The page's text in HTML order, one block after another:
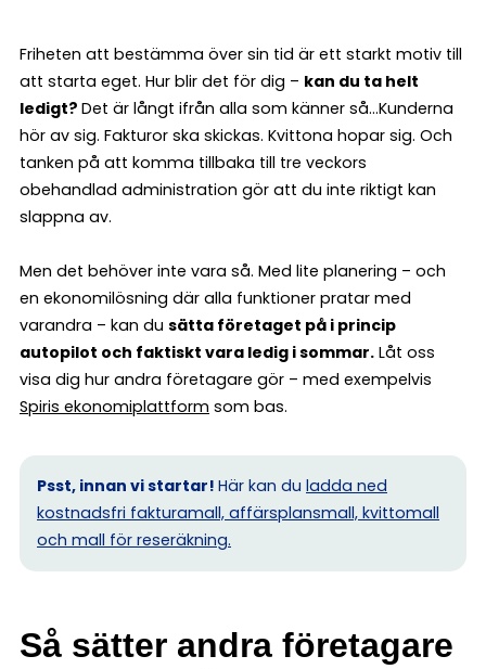
Friheten att bestämma över sin tid är ett starkt motiv till
att starta eget. Hur blir det för dig – kan du ta helt
ledigt? Det är långt ifrån alla som känner så…Kunderna
hör av sig. Fakturor ska skickas. Kvittona hopar sig. Och
tanken på att komma tillbaka till tre veckors
obehandlad administration gör att du inte riktigt kan
slappna av.
Men det behöver inte vara så. Med lite planering – och
en ekonomilösning där alla funktioner pratar med
varandra – kan du sätta företaget på i princip
autopilot och faktiskt vara ledig i sommar. Låt oss
visa dig hur andra företagare gör – med exempelvis
Spiris ekonomiplattform som bas.
Psst, innan vi startar! Här kan du ladda ned
kostnadsfri fakturamall, affärsplansmall, kvittomall
och mall för reseräkning.
Så sätter andra företagare